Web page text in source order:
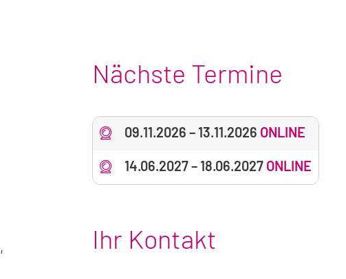
,
Nächste Termine
09.11.2026– 13.11.2026 ONLINE
14.06.2027– 18.06.2027 ONLINE
Ihr Kontakt